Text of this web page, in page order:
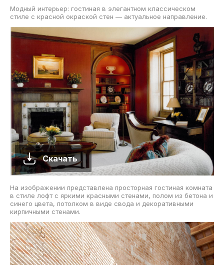
Модный интерьер: гостиная в элегантном классическом
стиле с красной окраской стен — актуальное направление.
Скачать
На изображении представлена просторная гостиная комната
в стиле лофт с яркими красными стенами, полом из бетона и
синего цвета, потолком в виде свода и декоративными
кирпичными стенами.